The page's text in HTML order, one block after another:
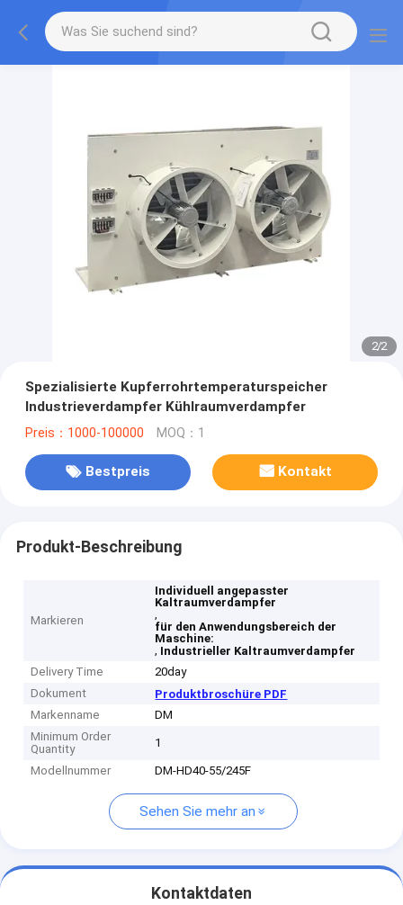
2/2
Spezialisierte Kupferrohrtemperaturspeicher
Industrieverdampfer Kühlraumverdampfer
Preis：1000-100000 MOQ：1
Bestpreis Kontakt
Produkt-Beschreibung
Markieren
Individuell angepasster
Kaltraumverdampfer
,
für den Anwendungsbereich der
Maschine:
, Industrieller Kaltraumverdampfer
Delivery Time
20day
Dokument
Produktbroschüre PDF
Markenname
DM
Minimum Order
Quantity
1
Modellnummer DM-HD40-55/245F
Sehen Sie mehr an
Kontaktdaten